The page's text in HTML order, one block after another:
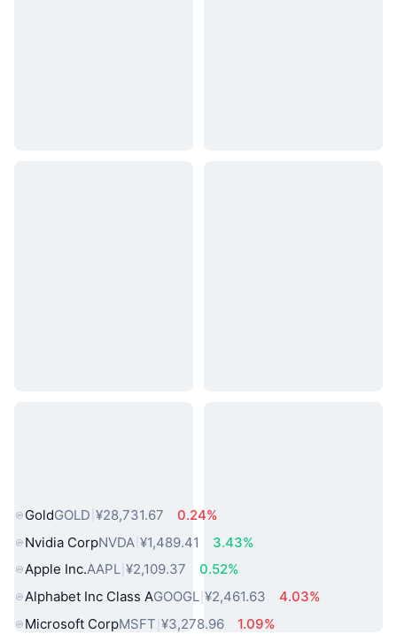
GoldGOLD ¥28,731.67
0.24%
Nvidia CorpNVDA ¥1,489.41
3.43%
Apple Inc.AAPL ¥2,109.37
0.52%
Alphabet Inc Class AGOOGL ¥2,461.63
4.03%
Microsoft CorpMSFT ¥3,278.96
1.09%